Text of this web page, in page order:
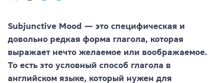
Subjunctive Mood — это специфическая и
довольно редкая форма глагола, которая
выражает нечто желаемое или воображаемое.
То есть это условный способ глагола в
английском языке, который нужен для